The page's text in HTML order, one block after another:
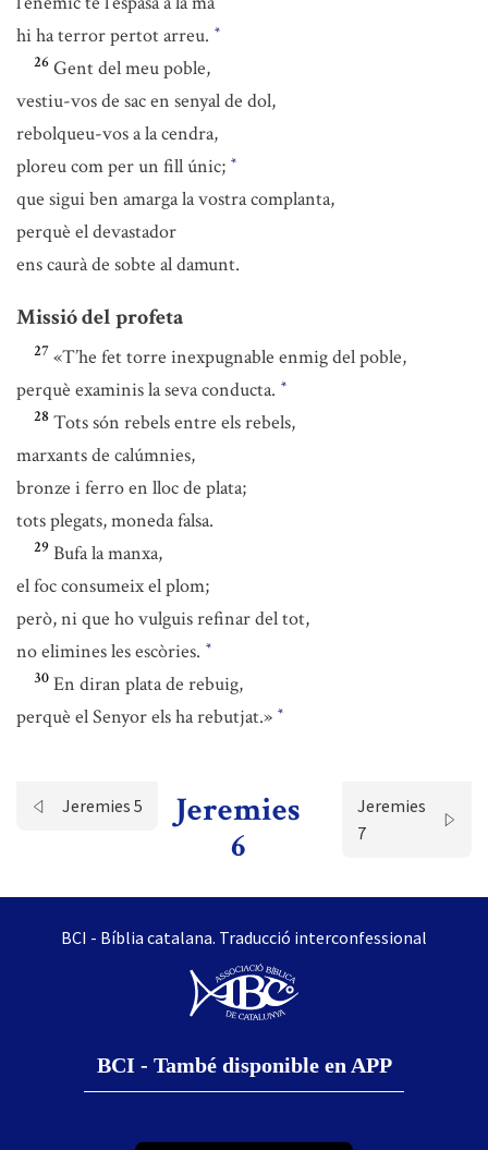
hi ha terror pertot arreu. *
26 Gent del meu poble,
vestiu-vos de sac en senyal de dol,
rebolqueu-vos a la cendra,
ploreu com per un fill únic; *
que sigui ben amarga la vostra complanta,
perquè el devastador
ens caurà de sobte al damunt.
Missió del profeta
27 «T’he fet torre inexpugnable enmig del poble,
perquè examinis la seva conducta. *
28 Tots són rebels entre els rebels,
marxants de calúmnies,
bronze i ferro en lloc de plata;
tots plegats, moneda falsa.
29 Bufa la manxa,
el foc consumeix el plom;
però, ni que ho vulguis refinar del tot,
no elimines les escòries. *
30 En diran plata de rebuig,
perquè el Senyor els ha rebutjat.» *
Jeremies 5
Jeremies
6
Jeremies
7
BCI - Bíblia catalana. Traducció interconfessional
BCI - També disponible en APP